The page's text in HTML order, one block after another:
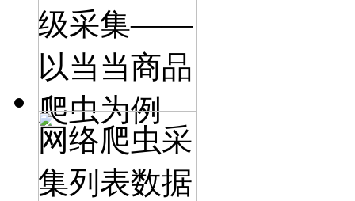
级采集——
以当当商品
爬虫为例
网络爬虫采
集列表数据